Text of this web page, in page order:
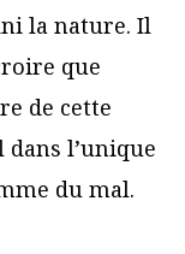
la nature. Il
que
de cette
l’unique
du mal.